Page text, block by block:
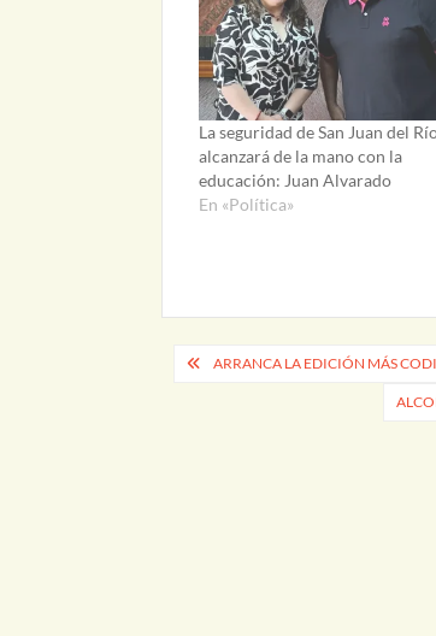
La seguridad de San Juan del
alcanzará de la mano con la
educación: Juan Alvarado
En «Política»
Navegación
ARRANCA LA EDICIÓN MÁS